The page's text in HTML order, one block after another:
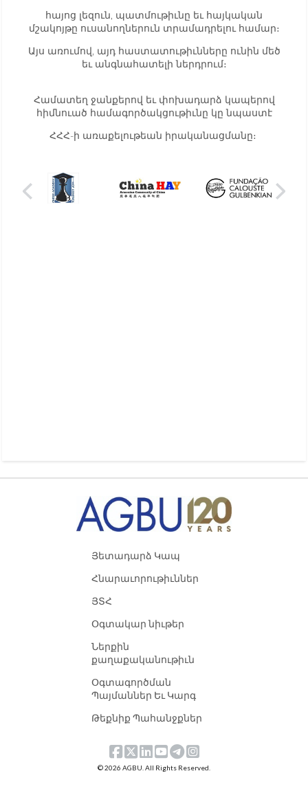
հայոց լեզուն, պատմութիւնը եւ հայկական
մշակոյթը ուսանողներուն տրամադրելու համար։
Այս առումով, այդ հաստատութիւնները ունին մեծ
եւ անգնահատելի ներդրում։
Համատեղ ջանքերով եւ փոխադարձ կապերով
հիմնուած համագործակցութիւնը կը նպաստէ
ՀՀՀ-ի առաքելութեան իրականացմանը։
Յետադարձ Կապ
Հնարաւորութիւններ
ՅՏՀ
Օգտակար նիւթեր
Ներքին
քաղաքականութիւն
Օգտագործման
Պայմաններ Եւ Կարգ
Թեքնիք Պահանջքներ
© 2026 AGBU. All Rights Reserved.